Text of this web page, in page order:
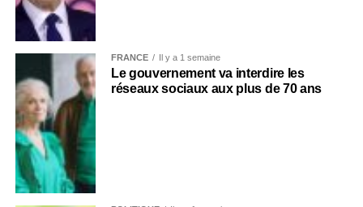
FRANCE Il y a 1 semaine
Le gouvernement va interdire les
réseaux sociaux aux plus de 70 ans